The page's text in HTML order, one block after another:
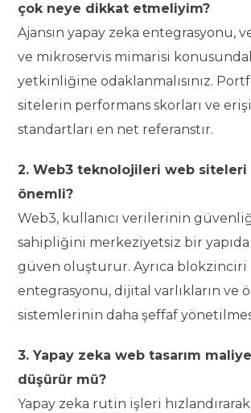
çok neye dikkat etmeliyim?
Ajansın yapay zeka entegrasyonu,
ve mikroservis mimarisi
yetkinliğine odaklanmalısınız.
sitelerin performans skorları ve
standartları en net referanstır.
2. Web3 teknolojileri web siteleri
önemli?
Web3, kullanıcı verilerinin
sahipliğini merkeziyetsiz bir
güven oluşturur. Ayrıca blokzinciri
entegrasyonu, dijital varlıkların ve
sistemlerinin daha şeffaf
3. Yapay zeka web tasarım
düşürür mü?
Yapay zeka rutin işleri